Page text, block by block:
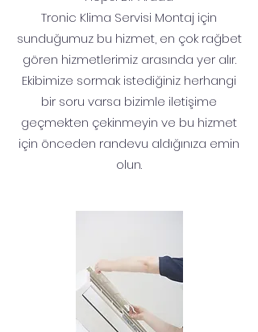
Tronic Klima Servisi Montaj için
sunduğumuz bu hizmet, en çok rağbet
gören hizmetlerimiz arasında yer alır.
Ekibimize sormak istediğiniz herhangi
bir soru varsa bizimle iletişime
geçmekten çekinmeyin ve bu hizmet
için önceden randevu aldığınıza emin
olun.